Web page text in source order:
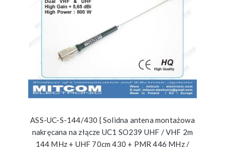
ASS-UC-S-144/430 { Solidna antena montażowa
nakręcana na złącze UC1 SO239 UHF / VHF 2m
144 MHz + UHF 70cm 430 + PMR 446 MHz /